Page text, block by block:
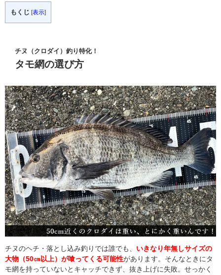
もくじ 表示
チヌ（クロダイ）釣り特化！
タモ網の選び方
チヌのヘチ・落とし込み釣りでは誰でも、 いきなり年無しサイズの
大物（50㎝以上）が喰ってくる可能性があります。そんなときにタ
モ網を持っていないとキャッチできず、抜き上げに失敗。せっかく